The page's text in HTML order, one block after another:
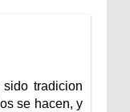
tradicion
se hacen, y